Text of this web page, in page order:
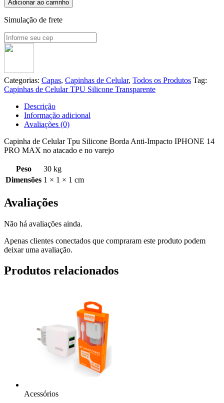
Adicionar ao carrinho
Simulação de frete
Categorias: Capas, Capinhas de Celular, Todos os Produtos Tag:
Capinhas de Celular TPU Silicone Transparente
Descrição
Informação adicional
Avaliações (0)
Capinha de Celular Tpu Silicone Borda Anti-Impacto IPHONE 14
PRO MAX no atacado e no varejo
Peso
30 kg
Dimensões 1 × 1 × 1 cm
Avaliações
Não há avaliações ainda.
Apenas clientes conectados que compraram este produto podem
deixar uma avaliação.
Produtos relacionados
Acessórios